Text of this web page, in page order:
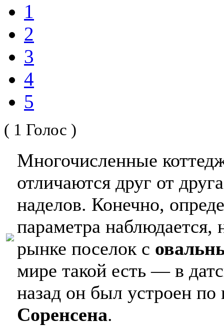
1
2
3
4
5
( 1 Голос )
Многочисленные
отличаются друг от
наделов. Конечно,
параметра наблюдается,
рынке поселок с
мире такой есть — в
назад он был устроен по
Соренсена.